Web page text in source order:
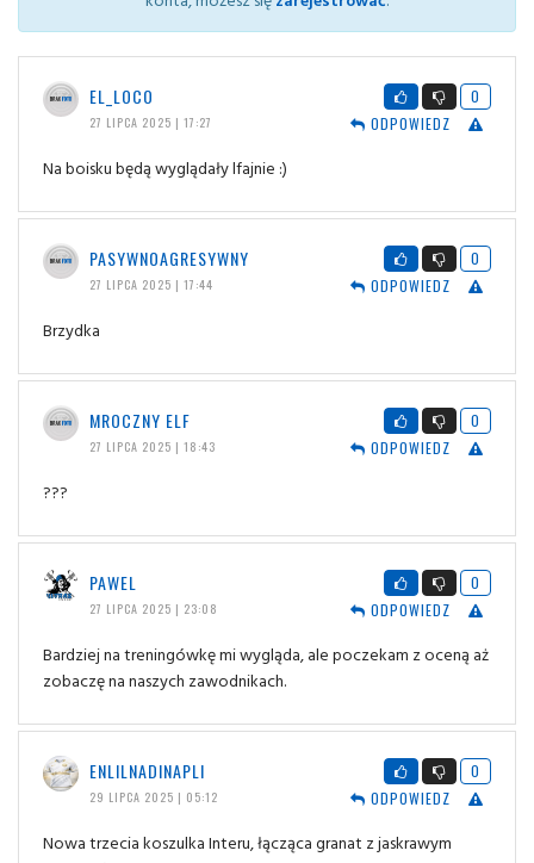
EL_LOCO
27 LIPCA 2025 | 17:27
0
ODPOWIEDZ
Na boisku będą wyglądały lfajnie :)
PASYWNOAGRESYWNY
27 LIPCA 2025 | 17:44
0
ODPOWIEDZ
Brzydka
MROCZNY ELF
27 LIPCA 2025 | 18:43
0
ODPOWIEDZ
???
PAWEL
27 LIPCA 2025 | 23:08
0
ODPOWIEDZ
Bardziej na treningówkę mi wygląda, ale poczekam z oceną aż
zobaczę na naszych zawodnikach.
ENLILNADINAPLI
29 LIPCA 2025 | 05:12
0
ODPOWIEDZ
Nowa trzecia koszulka Interu, łącząca granat z jaskrawym